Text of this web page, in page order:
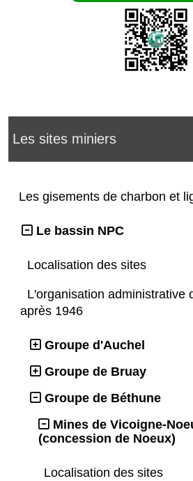
Les sites miniers
Les gisements de charbon et
Le bassin NPC
Localisation des sites
L'organisation administrative
après 1946
Groupe d'Auchel
Groupe de Bruay
Groupe de Béthune
Mines de Vicoigne-
(concession de Noeux)
Localisation des sites